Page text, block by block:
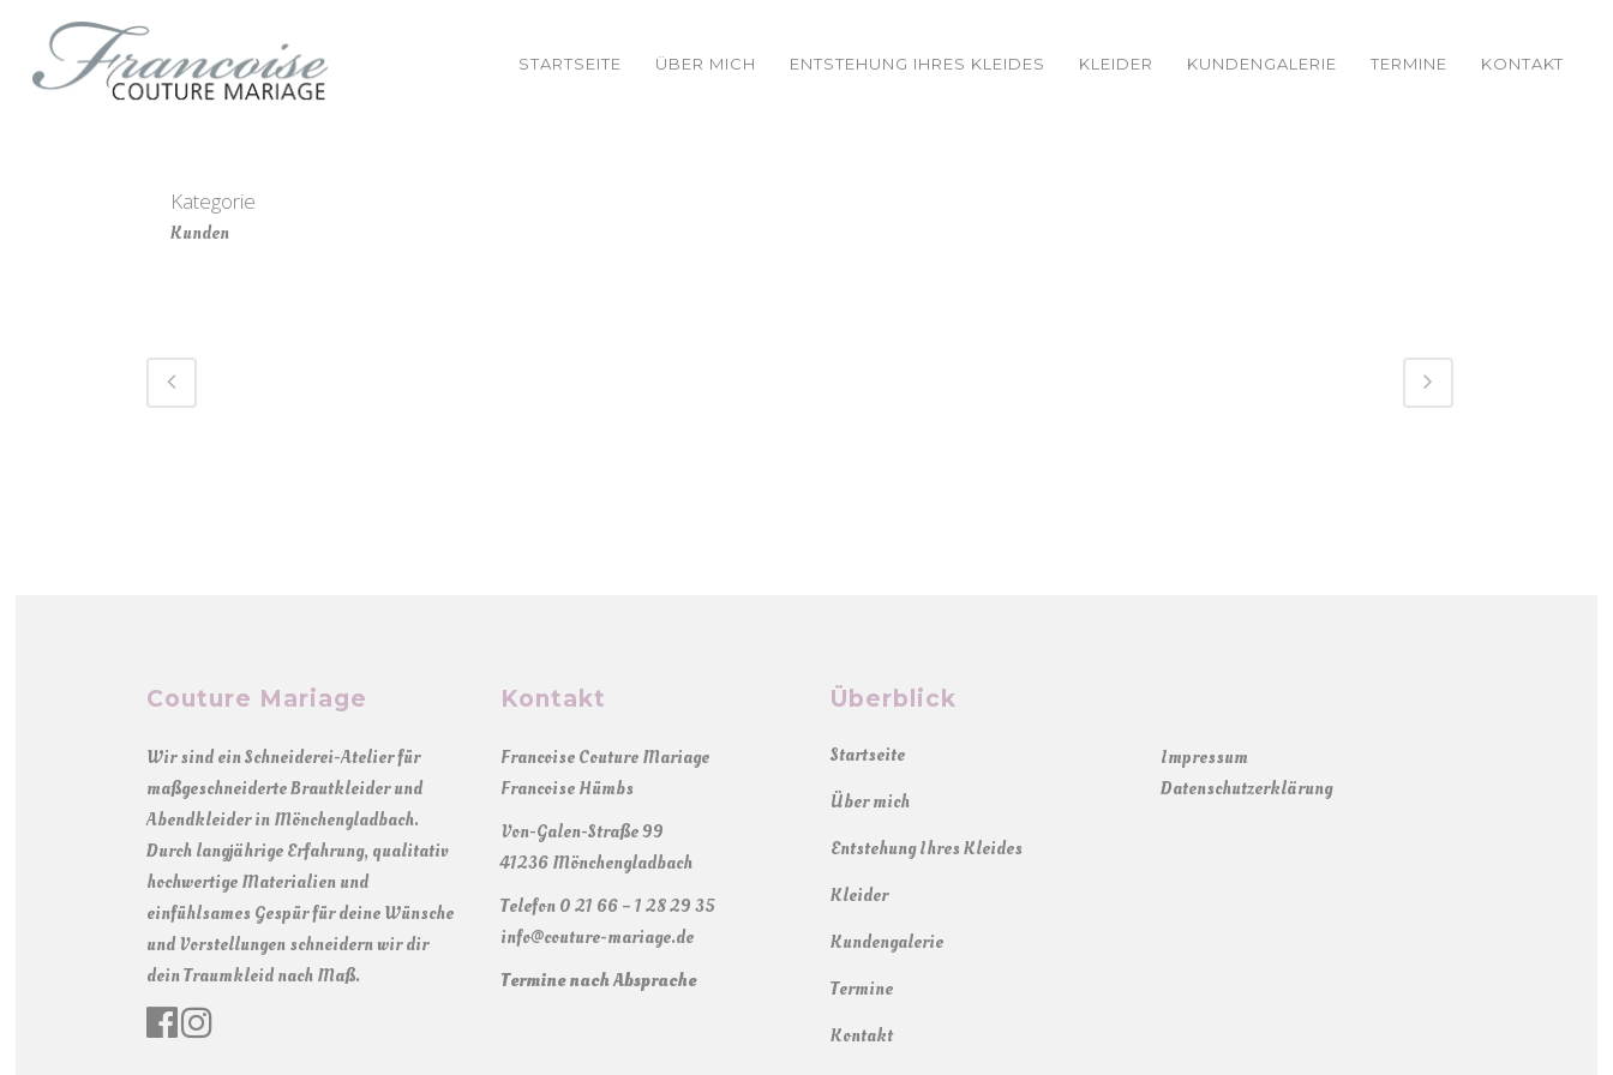
STARTSEITE ÜBER MICH ENTSTEHUNG IHRES KLEIDES KLEIDER KUNDENGALERIE TERMINE KONTAKT
Kategorie
Kunden
Couture Mariage
Wir sind ein Schneiderei-Atelier für
maßgeschneiderte Brautkleider und
Abendkleider in Mönchengladbach.
Durch langjährige Erfahrung, qualitativ
hochwertige Materialien und
einfühlsames Gespür für deine Wünsche
und Vorstellungen schneidern wir dir
dein Traumkleid nach Maß.
Kontakt
Francoise Couture Mariage
Francoise Hümbs
Von-Galen-Straße 99
41236 Mönchengladbach
Telefon 0 21 66 – 1 28 29 35
info@couture-mariage.de
Termine nach Absprache
Überblick
Startseite
Über mich
Entstehung Ihres Kleides
Kleider
Kundengalerie
Termine
Kontakt
Impressum
Datenschutzerklärung